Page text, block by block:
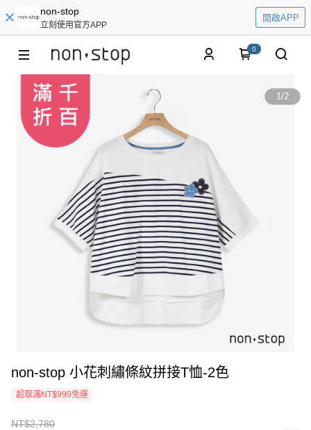
non-stop
立刻使用官方APP
開啟APP
0
1/2
non-stop 小花刺繡條紋拼接T恤-2色
超取滿NT$999免運
NT$2,780